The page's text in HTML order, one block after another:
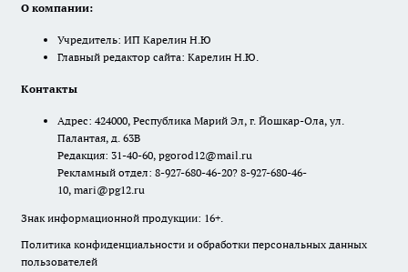
О компании:
Учредитель: ИП Карелин Н.Ю
Главный редактор сайта: Карелин Н.Ю.
Контакты
Адрес: 424000, Республика Марий Эл, г. Йошкар-Ола, ул.
Палантая, д. 63В
Редакция: 31-40-60, pgorod12@mail.ru
Рекламный отдел: 8-927-680-46-20? 8-927-680-46-
10, mari@pg12.ru
Знак информационной продукции: 16+.
Политика конфиденциальности и обработки персональных данных
пользователей